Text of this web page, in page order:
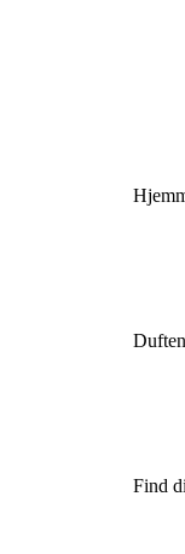
Find